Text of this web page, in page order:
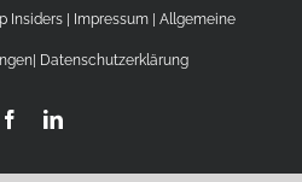
Insiders | Impressum| Allgemeine
| Datenschutzerklärung
FacebookLinkedIn